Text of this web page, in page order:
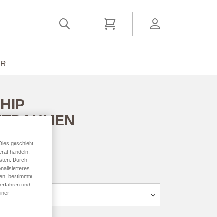
Mein Warenkorb
ab 16,84 €
geschieht
handeln.
Durch
bestimmte
und